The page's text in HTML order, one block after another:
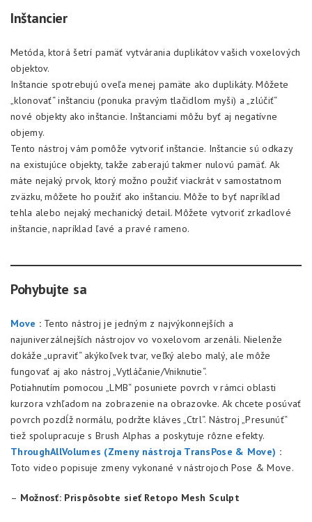
Inštancier
Metóda, ktorá šetrí pamäť vytvárania duplikátov vašich voxelových
objektov.
Inštancie spotrebujú oveľa menej pamäte ako duplikáty. Môžete
„klonovať“ inštanciu (ponuka pravým tlačidlom myši) a „zlúčiť“
nové objekty ako inštancie. Inštanciami môžu byť aj negatívne
objemy.
Tento nástroj vám pomôže vytvoriť inštancie. Inštancie sú odkazy
na existujúce objekty, takže zaberajú takmer nulovú pamäť. Ak
máte nejaký prvok, ktorý možno použiť viackrát v samostatnom
zväzku, môžete ho použiť ako inštanciu. Môže to byť napríklad
tehla alebo nejaký mechanický detail. Môžete vytvoriť zrkadlové
inštancie, napríklad ľavé a pravé rameno.
Pohybujte sa
Move :Tento nástroj je jedným z najvýkonnejších a
najuniverzálnejších nástrojov vo voxelovom arzenáli. Nielenže
dokáže „upraviť“ akýkoľvek tvar, veľký alebo malý, ale môže
fungovať aj ako nástroj „Vytláčanie/Vniknutie“.
Potiahnutím pomocou „LMB“ posuniete povrch v rámci oblasti
kurzora vzhľadom na zobrazenie na obrazovke. Ak chcete posúvať
povrch pozdĺž normálu, podržte kláves „Ctrl“. Nástroj „Presunúť“
tiež spolupracuje s Brush Alphas a poskytuje rôzne efekty.
ThroughAllVolumes (Zmeny nástroja TransPose & Move) :
Toto video popisuje zmeny vykonané v nástrojoch Pose & Move.
– Možnosť: Prispôsobte sieť Retopo Mesh Sculpt